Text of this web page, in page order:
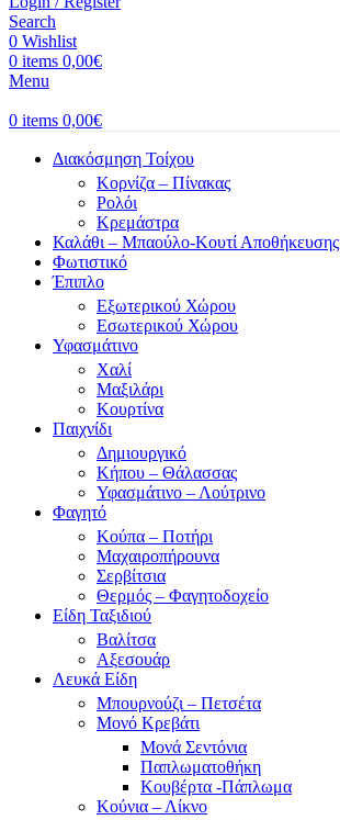
Search
0 Wishlist
0 items 0,00€
Menu
0 items 0,00€
Διακόσμηση Τοίχου
Κορνίζα – Πίνακας
Ρολόι
Κρεμάστρα
Καλάθι – Μπαούλο-Κουτί Αποθήκευσης
Φωτιστικό
Έπιπλο
Εξωτερικού Χώρου
Εσωτερικού Χώρου
Υφασμάτινο
Χαλί
Μαξιλάρι
Κουρτίνα
Παιχνίδι
Δημιουργικό
Κήπου – Θάλασσας
Υφασμάτινο – Λούτρινο
Φαγητό
Κούπα – Ποτήρι
Μαχαιροπήρουνα
Σερβίτσια
Θερμός – Φαγητοδοχείο
Είδη Ταξιδιού
Βαλίτσα
Αξεσουάρ
Λευκά Είδη
Μπουρνούζι – Πετσέτα
Μονό Κρεβάτι
Μονά Σεντόνια
Παπλωματοθήκη
Κουβέρτα -Πάπλωμα
Κούνια – Λίκνο